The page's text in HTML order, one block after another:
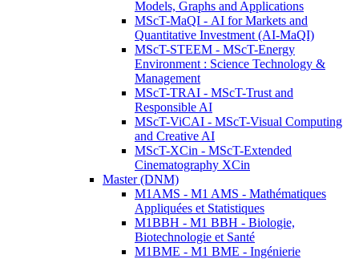
Models, Graphs and Applications
MScT-MaQI - AI for Markets and
Quantitative Investment (AI-MaQI)
MScT-STEEM - MScT-Energy
Environment : Science Technology &
Management
MScT-TRAI - MScT-Trust and
Responsible AI
MScT-ViCAI - MScT-Visual Computing
and Creative AI
MScT-XCin - MScT-Extended
Cinematography XCin
Master (DNM)
M1AMS - M1 AMS - Mathématiques
Appliquées et Statistiques
M1BBH - M1 BBH - Biologie,
Biotechnologie et Santé
M1BME - M1 BME - Ingénierie